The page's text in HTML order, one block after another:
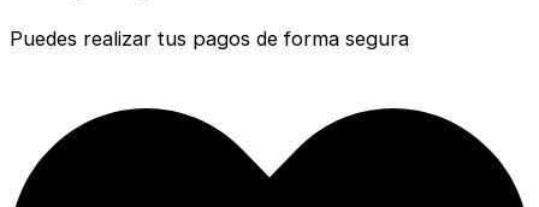
Puedes realizar tus pagos de forma segura